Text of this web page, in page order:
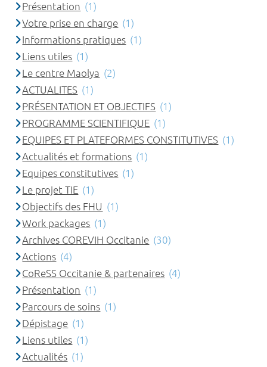
Présentation (1)
Votre prise en charge (1)
Informations pratiques (1)
Liens utiles (1)
Le centre Maolya (2)
ACTUALITES (1)
PRÉSENTATION ET OBJECTIFS (1)
PROGRAMME SCIENTIFIQUE (1)
EQUIPES ET PLATEFORMES CONSTITUTIVES (1)
Actualités et formations (1)
Equipes constitutives (1)
Le projet TIE (1)
Objectifs des FHU (1)
Work packages (1)
Archives COREVIH Occitanie (30)
Actions (4)
CoReSS Occitanie & partenaires (4)
Présentation (1)
Parcours de soins (1)
Dépistage (1)
Liens utiles (1)
Actualités (1)